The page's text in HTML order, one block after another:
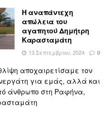
Η αναπάντεχη
απώλεια του
αγαπητού Δημήτρη
Καρασταμάτη
13 Σεπτεμβρίου, 2024 0
αποχαιρετίσαμε τον
για εμάς, αλλά και
άνθρωπο στη Ραφήνα,